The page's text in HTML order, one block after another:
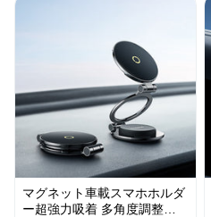
マグネット車載スマホホルダ
ー超強力吸着 多角度調整